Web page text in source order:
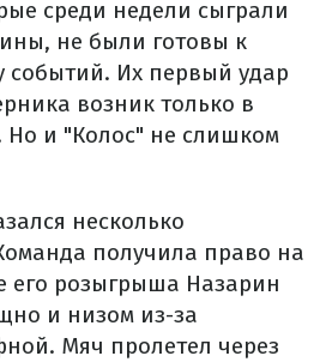
среди недели сыграли
не были готовы к
событий. Их первый удар
возник только в
Но и "Колос" не слишком
несколько
получила право на
его розыгрыша Назарин
и низом из-за
Мяч пролетел через